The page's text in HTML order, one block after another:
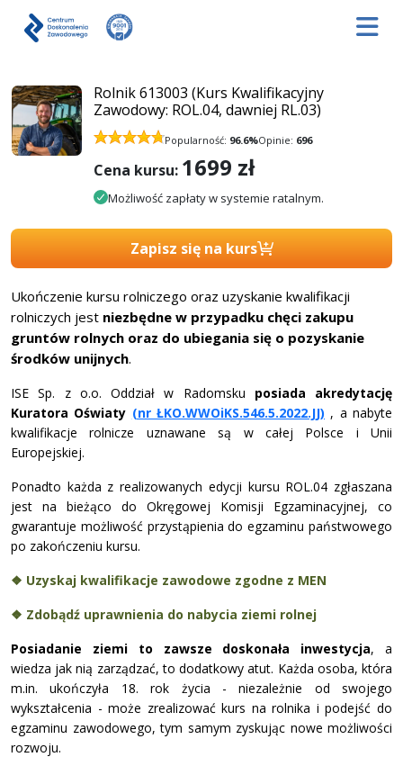
Rolnik 613003 (Kurs Kwalifikacyjny
Zawodowy: ROL.04, dawniej RL.03)
Popularność: 96.6%Opinie: 696
Cena kursu: 1699 zł
Możliwość zapłaty w systemie ratalnym.
Zapisz się na kurs
Ukończenie kursu rolniczego oraz uzyskanie kwalifikacji
rolniczych jest niezbędne w przypadku chęci zakupu
gruntów rolnych oraz do ubiegania się o pozyskanie
środków unijnych.
ISE Sp. z o.o. Oddział w Radomsku posiada akredytację
Kuratora Oświaty (nr ŁKO.WWOiKS.546.5.2022.JJ) , a nabyte
kwalifikacje rolnicze uznawane są w całej Polsce i Unii
Europejskiej.
Ponadto każda z realizowanych edycji kursu ROL.04 zgłaszana
jest na bieżąco do Okręgowej Komisji Egzaminacyjnej, co
gwarantuje możliwość przystąpienia do egzaminu państwowego
po zakończeniu kursu.
❖ Uzyskaj kwalifikacje zawodowe zgodne z MEN
❖ Zdobądź uprawnienia do nabycia ziemi rolnej
Posiadanie ziemi to zawsze doskonała inwestycja, a
wiedza jak nią zarządzać, to dodatkowy atut. Każda osoba, która
m.in. ukończyła 18. rok życia - niezależnie od swojego
wykształcenia - może zrealizować kurs na rolnika i podejść do
egzaminu zawodowego, tym samym zyskując nowe możliwości
rozwoju.